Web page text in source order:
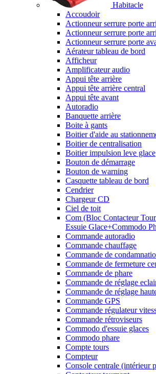
Habitacle
Accoudoir
Actionneur serrure porte
Actionneur serrure porte
Actionneur serrure porte
Aérateur tableau de bord
Afficheur
Amplificateur audio
Appui tête arrière
Appui tête arrière central
Appui tête avant
Autoradio
Banquette arrière
Boite à gants
Boitier d'aide au
Boitier de centralisation
Boitier impulsion leve glace
Bouton de démarrage
Bouton de warning
Casquette tableau de bord
Cendrier
Chargeur CD
Ciel de toit
Com (Bloc Contacteur
Essuie Glace+Commodo
Commande autoradio
Commande chauffage
Commande de
Commande de fermeture
Commande de phare
Commande de réglage
Commande de réglage
Commande GPS
Commande régulateur
Commande rétroviseurs
Commodo d'essuie glaces
Commodo phare
Compte tours
Compteur
Console centrale (intérieur